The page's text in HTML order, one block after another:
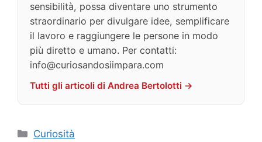
sensibilità, possa diventare uno strumento
straordinario per divulgare idee, semplificare
il lavoro e raggiungere le persone in modo
più diretto e umano. Per contatti:
info@curiosandosiimpara.com
Tutti gli articoli di Andrea Bertolotti →
Categorie
Curiosità